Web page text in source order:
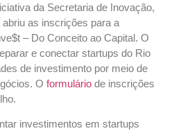
da Secretaria de Inovação,
as inscrições para a
– Do Conceito ao Capital. O
e conectar startups do Rio
de investimento por meio de
O formulário de inscrições
investimentos em startups